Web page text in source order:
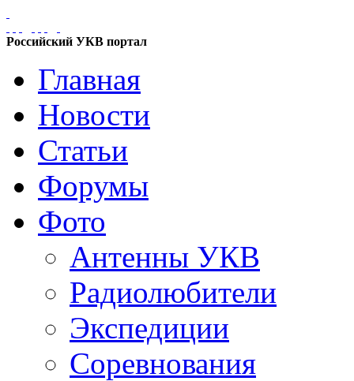
Российский УКВ портал
Главная
Новости
Статьи
Форумы
Фото
Антенны УКВ
Радиолюбители
Экспедиции
Соревнования